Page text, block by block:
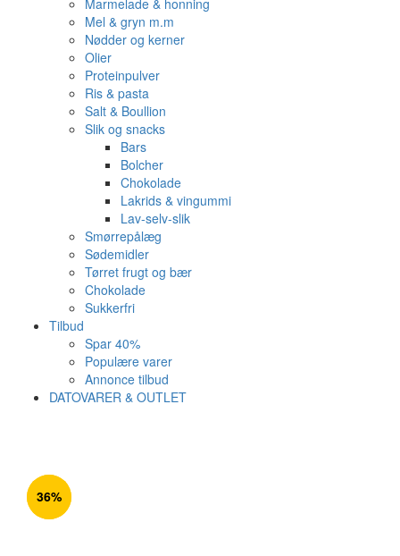
Marmelade & honning
Mel & gryn m.m
Nødder og kerner
Olier
Proteinpulver
Ris & pasta
Salt & Boullion
Slik og snacks
Bars
Bolcher
Chokolade
Lakrids & vingummi
Lav-selv-slik
Smørrepålæg
Sødemidler
Tørret frugt og bær
Chokolade
Sukkerfri
Tilbud
Spar 40%
Populære varer
Annonce tilbud
DATOVARER & OUTLET
Varen er nu i kurven ✔
Vi anbefaler dig disse
36%
36%